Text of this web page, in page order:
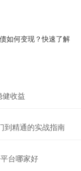
如何变现？快速了解
收益
到精通的实战指南
台哪家好